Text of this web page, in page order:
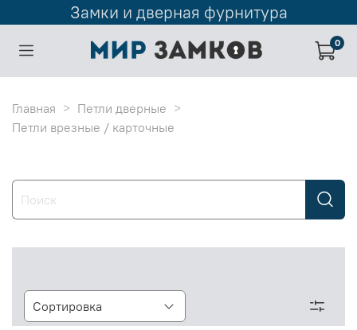
Замки и дверная фурнитура
0
Главная
Петли дверные
Петли врезные / карточные